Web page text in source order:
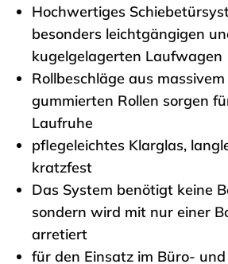
Hochwertiges
besonders leichtgängigen
kugelgelagerten Laufwagen
Rollbeschläge aus
gummierten Rollen sorgen
Laufruhe
pflegeleichtes Klarglas,
kratzfest
Das System benötigt keine
sondern wird mit nur einer
arretiert
für den Einsatz im Büro-